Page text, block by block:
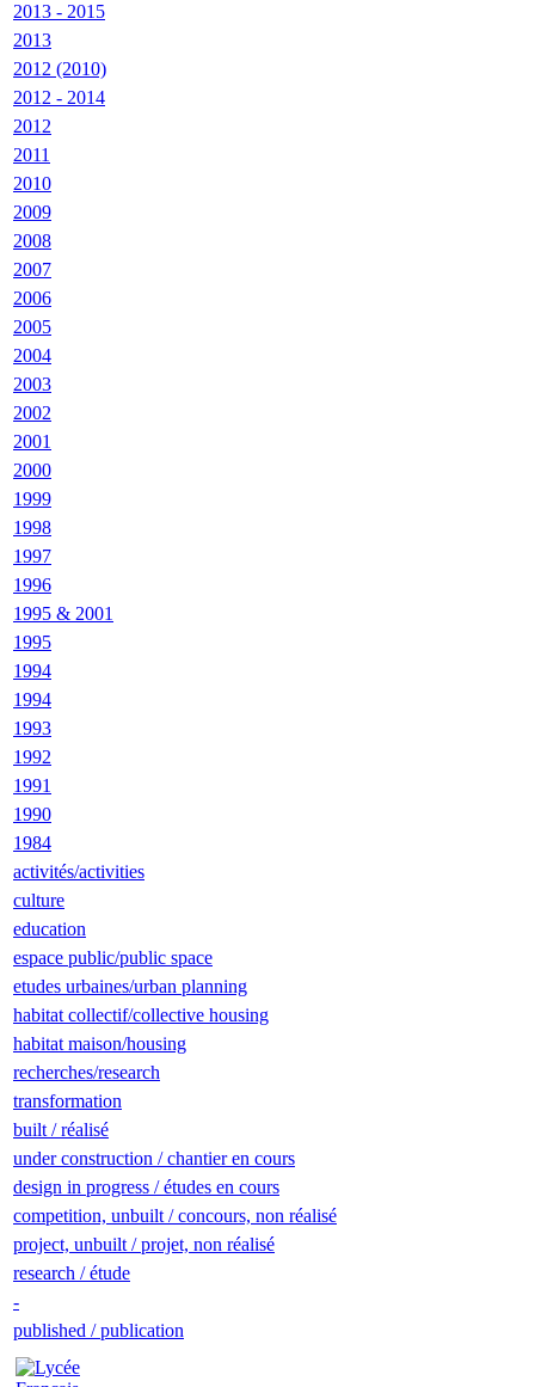
2013 - 2015
2013
2012 (2010)
2012 - 2014
2012
2011
2010
2009
2008
2007
2006
2005
2004
2003
2002
2001
2000
1999
1998
1997
1996
1995 & 2001
1995
1994
1994
1993
1992
1991
1990
1984
activités/activities
culture
education
espace public/public space
etudes urbaines/urban planning
habitat collectif/collective housing
habitat maison/housing
recherches/research
transformation
built / réalisé
under construction / chantier en cours
design in progress / études en cours
competition, unbuilt / concours, non réalisé
project, unbuilt / projet, non réalisé
research / étude
-
published / publication